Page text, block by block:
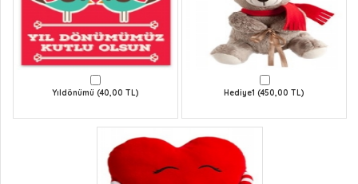
Yıldönümü (40,00 TL) Hediye1 (450,00 TL)